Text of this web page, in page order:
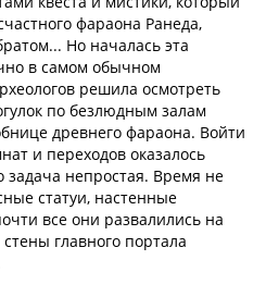
фараона Ранеда,
Но началась эта
в самом обычном
решила осмотреть
по безлюдным залам
древнего фараона. Войти
и переходов оказалось
задача непростая. Время не
статуи, настенные
все они развалились на
главного портала